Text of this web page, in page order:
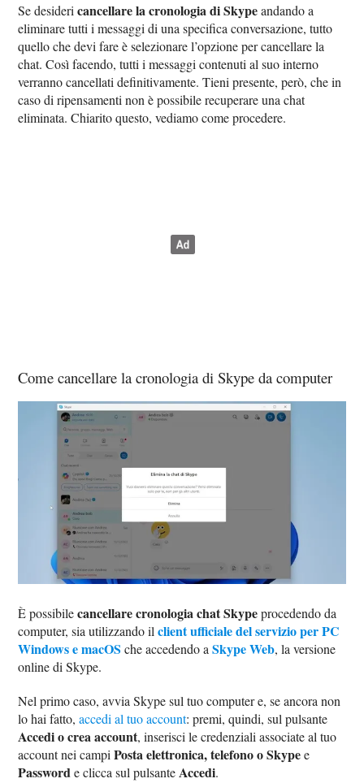
Se desidericancellare la cronologia di Skypeandando a
eliminare tutti i messaggi di una specifica conversazione, tutto
quello che devi fare è selezionare l’opzione per cancellare la
chat. Così facendo, tutti i messaggi contenuti al suo interno
verranno cancellati definitivamente. Tieni presente, però, che in
caso di ripensamenti non è possibile recuperare una chat
eliminata. Chiarito questo, vediamo come procedere.
Come cancellare la cronologia di Skype da computer
È possibilecancellare cronologia chat Skypeprocedendo da
computer, sia utilizzando ilclient ufficiale del servizio per PC
Windows e macOS che accedendo aSkype Web, la versione
online di Skype.
Nel primo caso, avvia Skype sul tuo computer e, se ancora non
lo hai fatto,accedi al tuo account: premi, quindi, sul pulsante
Accedi o crea account, inserisci le credenziali associate al tuo
account nei campiPosta elettronica, telefono o Skypee
Passworde clicca sul pulsanteAccedi.